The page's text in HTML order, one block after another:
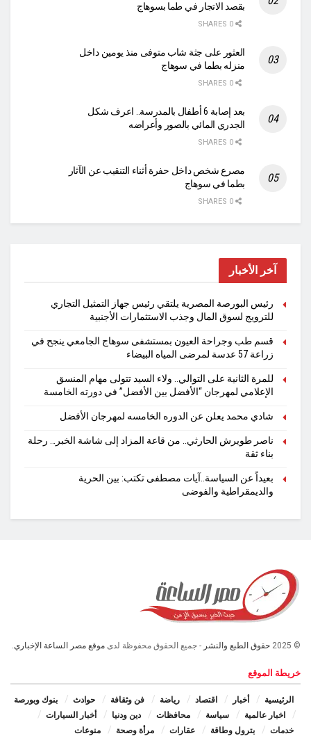
بقصد الاتجار في طما بسوهاج
العثور على جثة شاب متوفى منذ يومين داخل
منزله بطما في سوهاج
بعد إصابة 6 أطفال بالمدرسة.. اعرف شكل
الجدري المائي بالصور وأعراضه
مصرع شخص داخل حفرة أثناء التنقيب عن الآثار
بطما في سوهاج
آخر الأخبار
رئيس البورصة المصرية يلتقي رئيس جهاز التمثيل التجاري
للترويج لسوق المال وجذب الاستثمارات الأجنبية
قسم طب وجراحة العيون بمستشفى سوهاج الجامعي ينجح في
زراعة 57 عدسة لمرضى المياه البيضاء
للمرة الثانية على التوالي.. ولاء السيد تتولى مهام المنسق
الإعلامي لمهرجان “الأفضل بين الأفضل” في دورته الخامسة
شادي محمد يعلن عن الدوره الخامسه لمهرجان الأفضل
ناصر طويرش الحارثي.. من قاعة المزاد إلى شاشة الخبر… رحلة
بناء ثقة
بعيداً عن السياسة..آيات مصطفى تكتب: بين الحرية
والديمقراطية والفوضى
© 2025 حقوق الطبع والنشر - جميع الحقوق محفوظة لدى موقع مصر الساعة الإخباري.
خريطة الموقع
الرئيسية أخبار اقتصاد رياضة فن وثقافة حوادث
بنوك وبورصة
اخبار عالمية
سياسة محافظات دين ودنيا
أخبار السيارات
خدمات
بترول وطاقة عقارات مرأة وصحة منوعات